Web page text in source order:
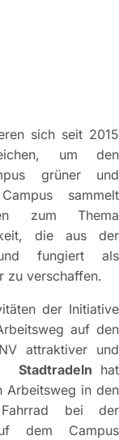
sich seit 2015
um den
grüner und
sammelt
zum Thema
die aus der
fungiert als
zu verschaffen.
der Initiative
auf den
attraktiver und
Stadtradeln hat
Arbeitsweg in den
bei der
dem Campus